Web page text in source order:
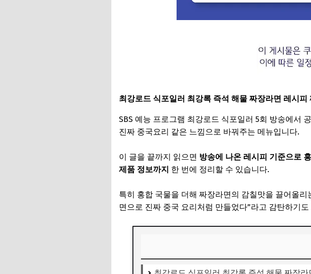
최강로드 식포일러 최강록 즉석 해물 짜장라면 레시피
SBS 예능 프로그램 최강로드 식포일러 5회 방송에서
진짜 중국요리 같은 느낌으로 바꿔주는 메뉴입니다.
이 글을 끝까지 읽으면 방송에 나온 레시피 기준으로
제품 정보까지 한 번에 정리할 수 있습니다.
특히 홍합 국물을 더해 짜장라면의 감칠맛을 끌어올
면으로 진짜 중국 요리처럼 만들었다”라고 감탄하기도